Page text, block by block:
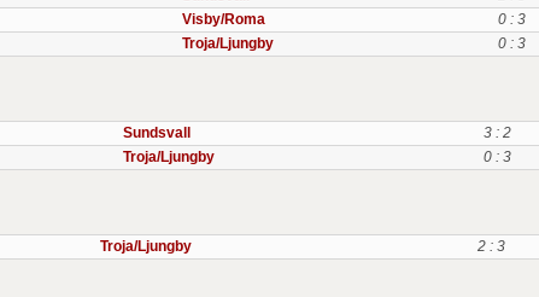
Visby/Roma
0 : 3
Troja/Ljungby 0 : 3
Sundsvall
3 : 2
Troja/Ljungby 0 : 3
Troja/Ljungby 2 : 3